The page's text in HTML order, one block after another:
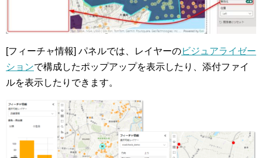
[フィーチャ情報] パネルでは、レイヤーのビジュアライゼー
ションで構成したポップアップを表示したり、添付ファイ
ルを表示したりできます。